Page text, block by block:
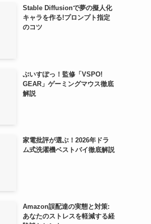
Stable Diffusionで夢の擬人化
キャラを作る!プロンプト指定
のコツ
ぶいすぽっ！監修「VSPO!
GEAR」ゲーミングマウス徹底
解説
家電批評が選ぶ！2026年ドラ
ム式洗濯機ベストバイ徹底解説
Amazon誤配達の実態と対策:
あなたのストレスを軽減する経